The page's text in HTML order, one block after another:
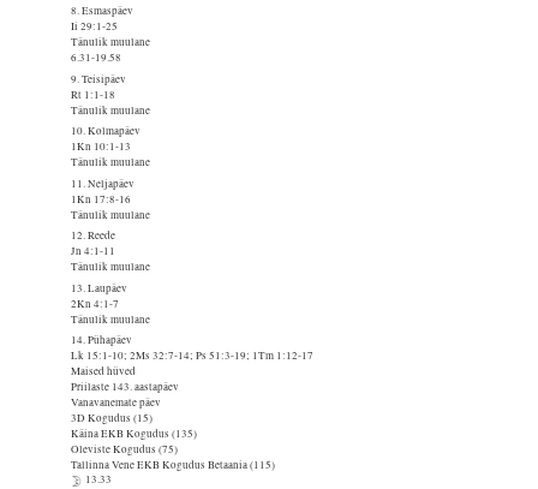
8. Esmaspäev
Ii 29:1-25
Tänulik muulane
6.31-19.58
9. Teisipäev
Rt 1:1-18
Tänulik muulane
10. Kolmapäev
1Kn 10:1-13
Tänulik muulane
11. Neljapäev
1Kn 17:8-16
Tänulik muulane
12. Reede
Jn 4:1-11
Tänulik muulane
13. Laupäev
2Kn 4:1-7
Tänulik muulane
14. Pühapäev
Lk 15:1-10; 2Ms 32:7-14; Ps 51:3-19; 1Tm 1:12-17
Maised hüved
Priilaste 143. aastapäev
Vanavanemate päev
3D Kogudus (15)
Käina EKB Kogudus (135)
Oleviste Kogudus (75)
Tallinna Vene EKB Kogudus Betaania (115)
13.33